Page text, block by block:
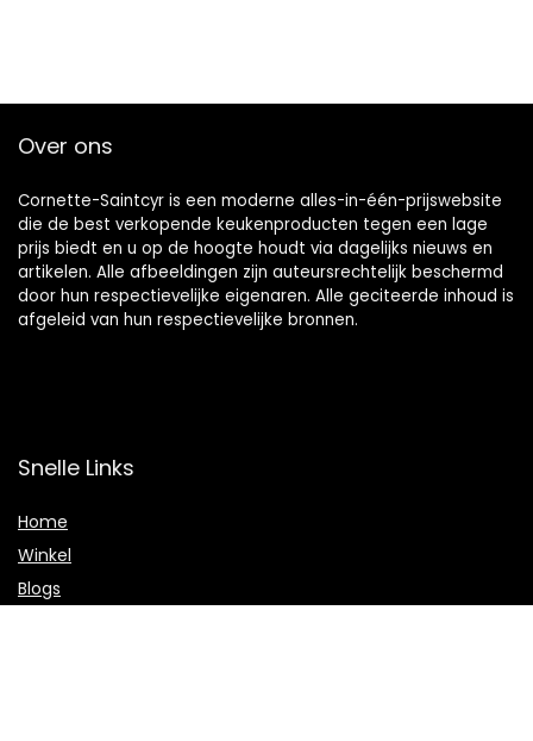
Over ons
Cornette-Saintcyr is een moderne alles-in-één-prijswebsite
die de best verkopende keukenproducten tegen een lage
prijs biedt en u op de hoogte houdt via dagelijks nieuws en
artikelen. Alle afbeeldingen zijn auteursrechtelijk beschermd
door hun respectievelijke eigenaren. Alle geciteerde inhoud is
afgeleid van hun respectievelijke bronnen.
Snelle Links
Home
Winkel
Blogs